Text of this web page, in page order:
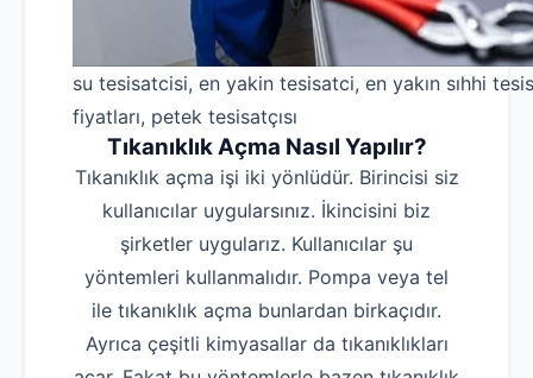
su tesisatcisi, en yakin tesisatci, en yakın sıhhi
fiyatları, petek tesisatçısı
Tıkanıklık Açma Nasıl Yapılır?
Tıkanıklık açma işi iki yönlüdür. Birincisi siz
kullanıcılar uygularsınız. İkincisini biz
şirketler uygularız. Kullanıcılar şu
yöntemleri kullanmalıdır. Pompa veya tel
ile tıkanıklık açma bunlardan birkaçıdır.
Ayrıca çeşitli kimyasallar da tıkanıklıkları